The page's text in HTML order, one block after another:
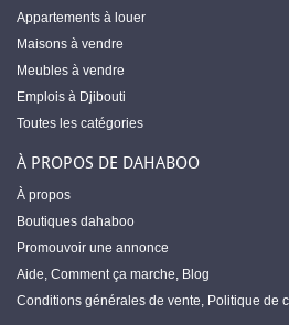
Appartements à louer
Maisons à vendre
Meubles à vendre
Emplois à Djibouti
Toutes les catégories
À PROPOS DE DAHABOO
À propos
Boutiques dahaboo
Promouvoir une annonce
Aide, Comment ça marche, Blog
Conditions générales de vente, Politique de